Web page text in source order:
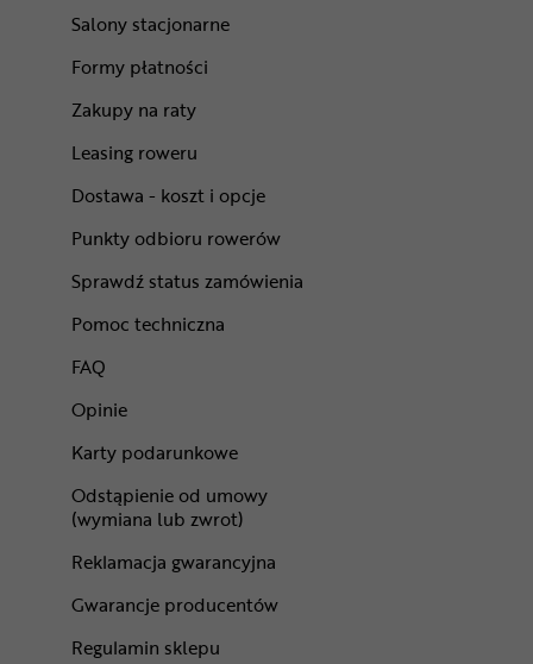
Salony stacjonarne
Formy płatności
Zakupy na raty
Leasing roweru
Dostawa - koszt i opcje
Punkty odbioru rowerów
Sprawdź status zamówienia
Pomoc techniczna
FAQ
Opinie
Karty podarunkowe
Odstąpienie od umowy
(wymiana lub zwrot)
Reklamacja gwarancyjna
Gwarancje producentów
Regulamin sklepu